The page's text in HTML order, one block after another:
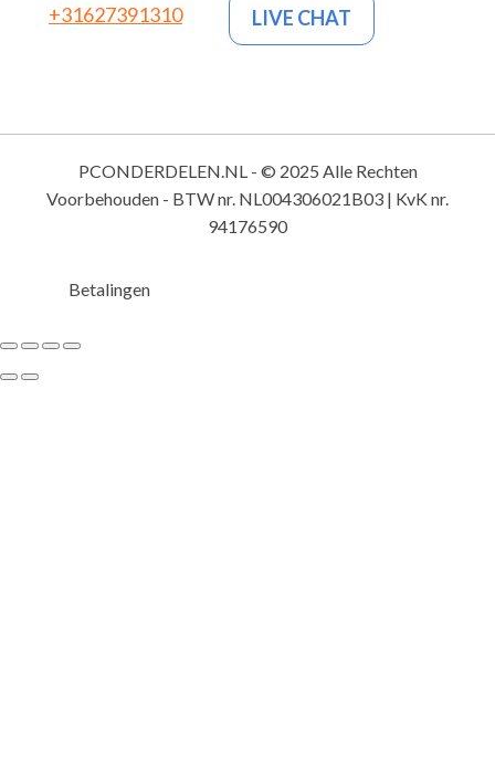
+31627391310
LIVE CHAT
PCONDERDELEN.NL - © 2025 Alle Rechten
Voorbehouden - BTW nr. NL004306021B03 | KvK nr.
94176590
Betalingen